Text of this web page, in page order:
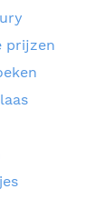
prijzen